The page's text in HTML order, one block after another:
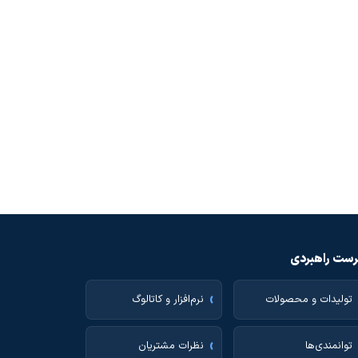
راهبردی
تولیدات و محصولات نرم‌افزار و کاتالوگ
توانمندی‌ها نظرات مشتریان